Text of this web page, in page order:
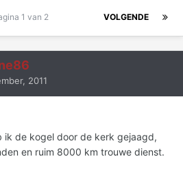
VOLGENDE
1 van 2
2011
ik de kogel door de kerk gejaagd,
en ruim 8000 km trouwe dienst.